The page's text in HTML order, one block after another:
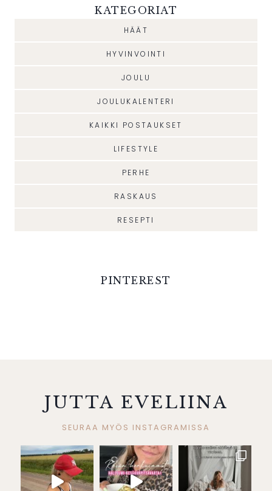
KATEGORIAT
HÄÄT
HYVINVOINTI
JOULU
JOULUKALENTERI
KAIKKI POSTAUKSET
LIFESTYLE
PERHE
RASKAUS
RESEPTI
PINTEREST
JUTTA EVELIINA
SEURAA MYÖS INSTAGRAMISSA